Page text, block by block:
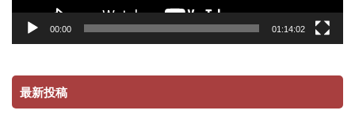
00:00 01:14:02
最新投稿